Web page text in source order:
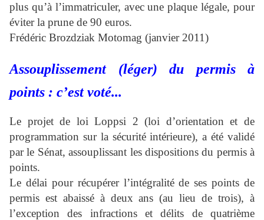
plus qu’à l’immatriculer, avec une plaque légale, pour
éviter la prune de 90 euros.
Frédéric Brozdziak Motomag (janvier 2011)
Assouplissement (léger) du permis à
points : c’est voté...
Le projet de loi Loppsi 2 (loi d’orientation et de
programmation sur la sécurité intérieure), a été validé
par le Sénat, assouplissant les dispositions du permis à
points.
Le délai pour récupérer l’intégralité de ses points de
permis est abaissé à deux ans (au lieu de trois), à
l’exception des infractions et délits de quatrième